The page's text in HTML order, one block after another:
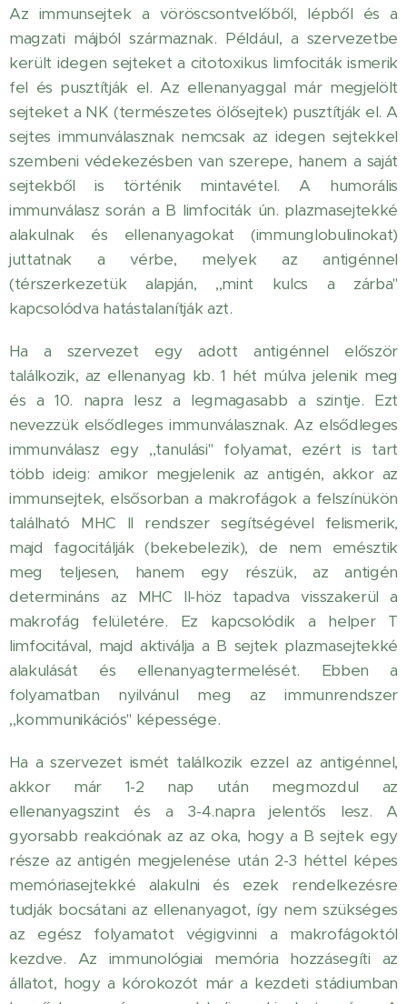
Az immunsejtek a vöröscsontvelőből, lépből és a
magzati májból származnak. Például, a szervezetbe
került idegen sejteket a citotoxikus limfociták ismerik
fel és pusztítják el. Az ellenanyaggal már megjelölt
sejteket a NK (természetes ölősejtek) pusztítják el. A
sejtes immunválasznak nemcsak az idegen sejtekkel
szembeni védekezésben van szerepe, hanem a saját
sejtekből is történik mintavétel. A humorális
immunválasz során a B limfociták ún. plazmasejtekké
alakulnak és ellenanyagokat (immunglobulinokat)
juttatnak a vérbe, melyek az antigénnel
(térszerkezetük alapján, ,,mint kulcs a zárba"
kapcsolódva hatástalanítják azt.
Ha a szervezet egy adott antigénnel először
találkozik, az ellenanyag kb. 1 hét múlva jelenik meg
és a 10. napra lesz a legmagasabb a szintje. Ezt
nevezzük elsődleges immunválasznak. Az elsődleges
immunválasz egy ,,tanulási" folyamat, ezért is tart
több ideig: amikor megjelenik az antigén, akkor az
immunsejtek, elsősorban a makrofágok a felszínükön
található MHC II rendszer segítségével felismerik,
majd fagocitálják (bekebelezik), de nem emésztik
meg teljesen, hanem egy részük, az antigén
determináns az MHC II-höz tapadva visszakerül a
makrofág felületére. Ez kapcsolódik a helper T
limfocitával, majd aktiválja a B sejtek plazmasejtekké
alakulását és ellenanyagtermelését. Ebben a
folyamatban nyilvánul meg az immunrendszer
,,kommunikációs" képessége.
Ha a szervezet ismét találkozik ezzel az antigénnel,
akkor már 1-2 nap után megmozdul az
ellenanyagszint és a 3-4.napra jelentős lesz. A
gyorsabb reakciónak az az oka, hogy a B sejtek egy
része az antigén megjelenése után 2-3 héttel képes
memóriasejtekké alakulni és ezek rendelkezésre
tudják bocsátani az ellenanyagot, így nem szükséges
az egész folyamatot végigvinni a makrofágoktól
kezdve. Az immunológiai memória hozzásegíti az
állatot, hogy a kórokozót már a kezdeti stádiumban